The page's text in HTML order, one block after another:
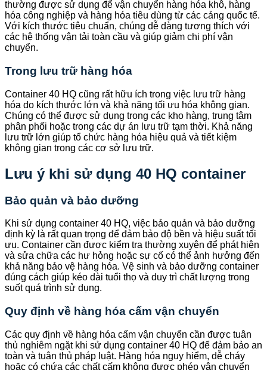
thường được sử dụng để vận chuyển hàng hóa khô, hàng
hóa công nghiệp và hàng hóa tiêu dùng từ các cảng quốc tế.
Với kích thước tiêu chuẩn, chúng dễ dàng tương thích với
các hệ thống vận tải toàn cầu và giúp giảm chi phí vận
chuyển.
Trong lưu trữ hàng hóa
Container 40 HQ cũng rất hữu ích trong việc lưu trữ hàng
hóa do kích thước lớn và khả năng tối ưu hóa không gian.
Chúng có thể được sử dụng trong các kho hàng, trung tâm
phân phối hoặc trong các dự án lưu trữ tạm thời. Khả năng
lưu trữ lớn giúp tổ chức hàng hóa hiệu quả và tiết kiệm
không gian trong các cơ sở lưu trữ.
Lưu ý khi sử dụng 40 HQ container
Bảo quản và bảo dưỡng
Khi sử dụng container 40 HQ, việc bảo quản và bảo dưỡng
định kỳ là rất quan trọng để đảm bảo độ bền và hiệu suất tối
ưu. Container cần được kiểm tra thường xuyên để phát hiện
và sửa chữa các hư hỏng hoặc sự cố có thể ảnh hưởng đến
khả năng bảo vệ hàng hóa. Vệ sinh và bảo dưỡng container
đúng cách giúp kéo dài tuổi thọ và duy trì chất lượng trong
suốt quá trình sử dụng.
Quy định về hàng hóa cấm vận chuyển
Các quy định về hàng hóa cấm vận chuyển cần được tuân
thủ nghiêm ngặt khi sử dụng container 40 HQ để đảm bảo an
toàn và tuân thủ pháp luật. Hàng hóa nguy hiểm, dễ cháy
hoặc có chứa các chất cấm không được phép vận chuyển